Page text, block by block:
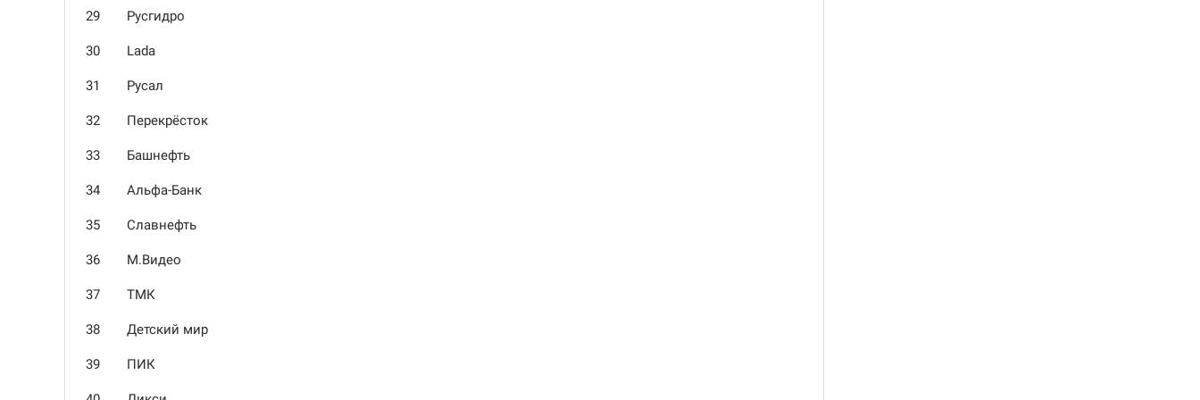
29 Русгидро
30 Lada
31 Русал
32 Перекрёсток
33 Башнефть
34 Альфа-Банк
35 Славнефть
36 М.Видео
37 ТМК
38 Детский мир
39 ПИК